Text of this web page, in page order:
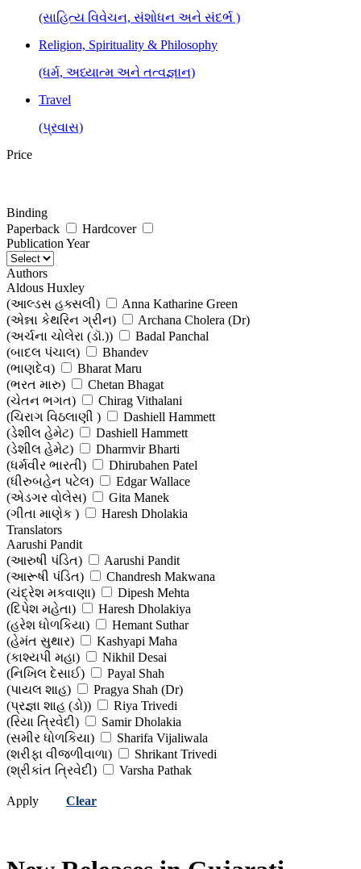
(સાહિત્ય વિવેચન, સંશોધન અને સંદર્ભ )
Religion, Spirituality & Philosophy
(ધર્મ, અધ્યાત્મ અને તત્વજ્ઞાન)
Travel
(પ્રવાસ)
Price
Binding
Paperback
Hardcover
Publication Year
Authors
Aldous Huxley
(આલ્ડસ હક્સલી)
Anna Katharine Green
(એન્ના કેથરિન ગ્રીન)
Archana Cholera (Dr)
(અર્ચના ચોલેરા (ડૉ.))
Badal Panchal
(બાદલ પંચાલ)
Bhandev
(ભાણદેવ)
Bharat Maru
(ભરત મારુ)
Chetan Bhagat
(ચેતન ભગત)
Chirag Vithalani
(ચિરાગ વિઠલાણી )
Dashiell Hammett
(ડેશીલ હેમેટ)
Dashiell Hammett
(ડેશીલ હેમેટ)
Dharmvir Bharti
(ધર્મવીર ભારતી)
Dhirubahen Patel
(ધીરુબહેન પટેલ)
Edgar Wallace
(એડગર વોલેસ)
Gita Manek
(ગીતા માણેક )
Haresh Dholakia
(હરેશ ધોળકિયા)
(હેક્ટર ગાર્સિયા અને ફ્રાંસેસ્ક મીરાલેસ)
(હરમાન હેસ)
Ismat Chughtai
(ઈસ્મત ચુગતાઈ)
Jeet Jobanputra (Dr)
(જીત જોબનપુત્રા (ડૉ.))
Jhon Buchan
(જોન બકન)
Jivram Joshi
(જીવરામ જોશી )
Jyotindra Dave
(જ્યોતીન્દ્ર દવે)
Lucy Maud Montgomery
(લ્યુસી મોડ મોન્ટગોમરી)
Madhu Rai - Madhu Ray
(મધુ રાય)
Mary Roberts Rinehart - Avery Hopwood
(મેરી રોબર્ટ્સ રાઈનહાર્ટ - એવરી હોપવૂડ)
(મૌલીન શાહ (ડૉ.) )
Maurice Lebblanc
(મોરિસ લેબ્લાન્ક)
Mayur Khavdu
(મયૂર ખાવડુ )
Naresh Dave (Dr)
(નરેશ દવે (ડૉ.))
Navin Vibhakar
(નવીન વિભાકર)
Osho
(પ્રવિણ પીઠડીયા )
Translators
Aarushi Pandit
(આરુષી પંડિત)
Aarushi Pandit
(આરૂષી પંડિત)
Chandresh Makwana
(ચંદ્રેશ મકવાણા)
Dipesh Mehta
(દિપેશ મહેતા)
Haresh Dholakiya
(હરેશ ધોળકિયા)
Hemant Suthar
(હેમંત સુથાર)
Kashyapi Maha
(કાશ્યપી મહા)
Nikhil Desai
(નિખિલ દેસાઈ)
Payal Shah
(પાયલ શાહ)
Pragya Shah (Dr)
(પ્રજ્ઞા શાહ (ડો))
Riya Trivedi
(રિયા ત્રિવેદી)
Samir Dholakia
(સમીર ધોળકિયા)
Sharifa Vijaliwala
(શરીફા વીજળીવાળા)
Shrikant Trivedi
(શ્રીકાંત ત્રિવેદી)
Varsha Pathak
(વિરલ વૈષ્ણવ)
Apply Clear